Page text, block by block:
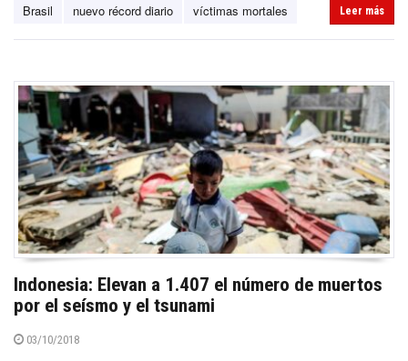
Brasil nuevo récord diario víctimas mortales Leer más
Indonesia: Elevan a 1.407 el número de muertos
por el seísmo y el tsunami
03/10/2018